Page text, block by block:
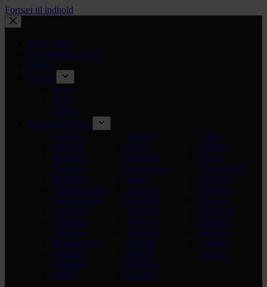
Fortsæt til indhold
Snerydning
Snerydnings regler
Priser
Om Os
Blog
FAQ
Holdet
Områder & Byer
Amager
Ballerup
Birkerød
Brøndby
Brønshøj
Charlottenlund
Frederiksberg
Gentofte
Gladsaxe
Glostrup
Hedehusene
Hellerup
Herfølge
Herlev
Hillerød
Holte
Hvidovre
København
Køge
Næstved
Nordvest
Ringsted
Rødovre
Roskilde
Slagelse
Søborg
Sydhavn
Taastrup
Valby
Vanløse
Virum
Vordingborg
Vesterbro
Østerbro
Herning
Silkeborg
Kolding
Esbjerg
Aalborg
Aarhus